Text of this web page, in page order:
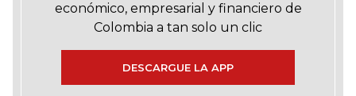
económico, empresarial y financiero de
Colombia a tan solo un clic
DESCARGUE LA APP